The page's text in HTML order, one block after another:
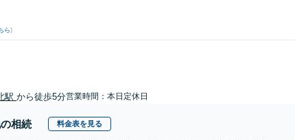
ら)
駅 から徒歩5分営業時間：本日定休日
相続 料金表を見る